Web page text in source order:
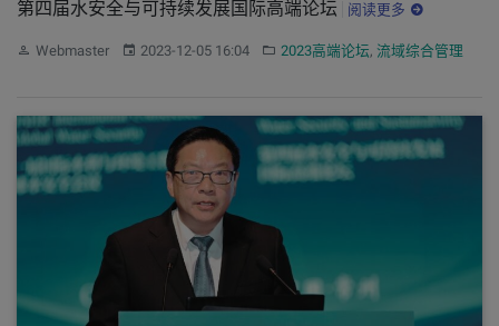
第四届水安全与可持续发展国际高端论坛 阅读更多
作者：
Webmaster 发布：2023-12-05 16:04 分类：
2023高端论坛, 流域综合管理